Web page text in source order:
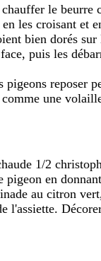
le
les croisant et
bien dorés
puis les
pigeons reposer
une
1/2
pigeon en
au citron
l'assiette.